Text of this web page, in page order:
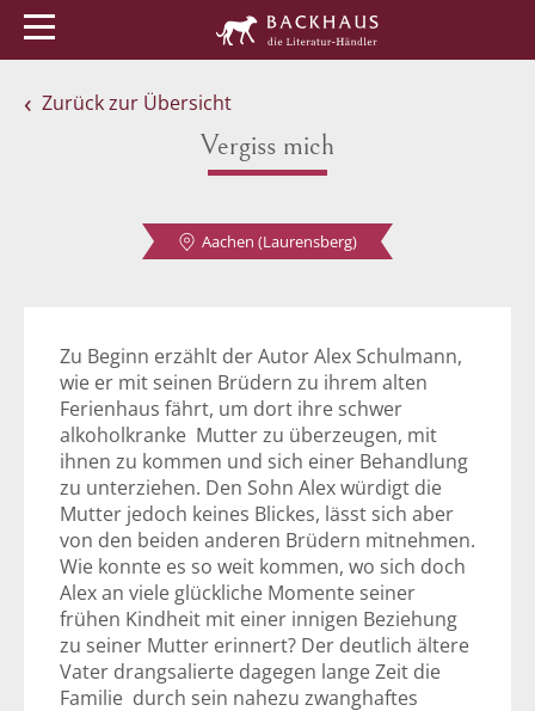
Zurück zur Übersicht
Vergiss mich
Aachen (Laurensberg)
Zu Beginn erzählt der Autor Alex Schulmann,
wie er mit seinen Brüdern zu ihrem alten
Ferienhaus fährt, um dort ihre schwer
alkoholkranke Mutter zu überzeugen, mit
ihnen zu kommen und sich einer Behandlung
zu unterziehen. Den Sohn Alex würdigt die
Mutter jedoch keines Blickes, lässt sich aber
von den beiden anderen Brüdern mitnehmen.
Wie konnte es so weit kommen, wo sich doch
Alex an viele glückliche Momente seiner
frühen Kindheit mit einer innigen Beziehung
zu seiner Mutter erinnert? Der deutlich ältere
Vater drangsalierte dagegen lange Zeit die
Familie durch sein nahezu zwanghaftes